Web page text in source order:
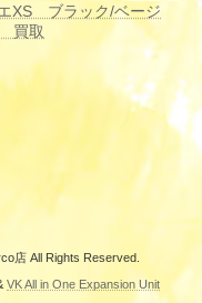
XS ブラック/ベージ
買取
All Rights Reserved.
VK All in One Expansion Unit